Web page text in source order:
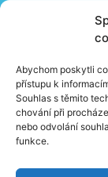
Abychom poskytli
přístupu k
Souhlas s těmito
chování při
nebo odvolání
funkce.